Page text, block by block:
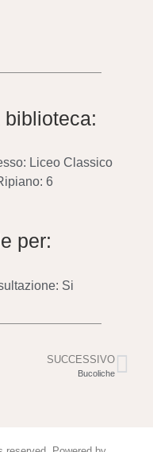
Liceo Classico
6
per:
Si
SUCCESSIVO
Bucoliche